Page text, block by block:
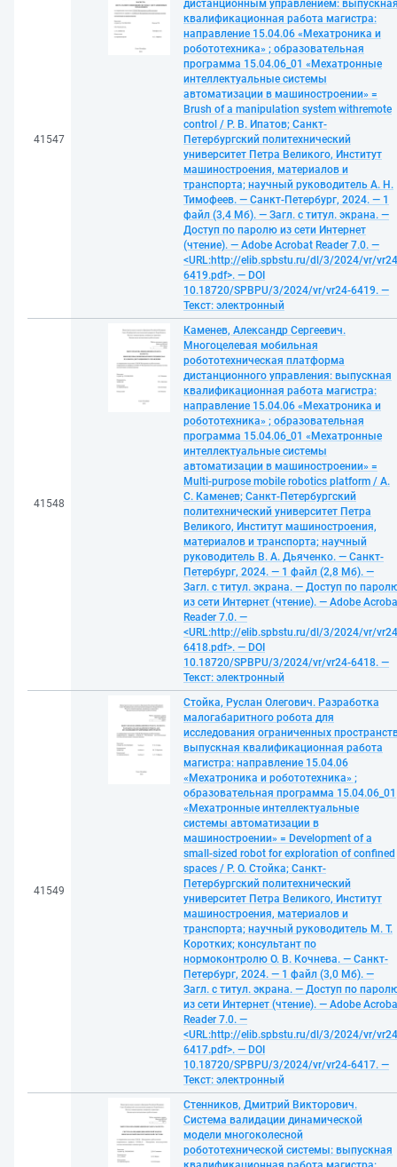
41547
дистанционным управлением:
квалификационная работа магистра:
направление 15.04.06 «Мехатроника и
робототехника» ; образовательная
программа 15.04.06_01 «Мехатронные
интеллектуальные системы
автоматизации в машиностроении» =
Brush of a manipulation system withremote
control / Р. В. Ипатов; Санкт-
Петербургский политехнический
университет Петра Великого, Институт
машиностроения, материалов и
транспорта; научный руководитель А. Н.
Тимофеев. — Санкт-Петербург, 2024. — 1
файл (3,4 Мб). — Загл. с титул. экрана. —
Доступ по паролю из сети Интернет
(чтение). — Adobe Acrobat Reader 7.0. —
<URL:http://elib.spbstu.ru/dl/3/2024/vr/
6419.pdf>. — DOI
10.18720/SPBPU/3/2024/vr/vr24-6419. —
Текст: электронный
41548
Каменев, Александр Сергеевич.
Многоцелевая мобильная
робототехническая платформа
дистанционного управления: выпускная
квалификационная работа магистра:
направление 15.04.06 «Мехатроника и
робототехника» ; образовательная
программа 15.04.06_01 «Мехатронные
интеллектуальные системы
автоматизации в машиностроении» =
Multi-purpose mobile robotics platform / А.
С. Каменев; Санкт-Петербургский
политехнический университет Петра
Великого, Институт машиностроения,
материалов и транспорта; научный
руководитель В. А. Дьяченко. — Санкт-
Петербург, 2024. — 1 файл (2,8 Мб). —
Загл. с титул. экрана. — Доступ по
из сети Интернет (чтение). — Adobe
Reader 7.0. —
<URL:http://elib.spbstu.ru/dl/3/2024/vr/
6418.pdf>. — DOI
10.18720/SPBPU/3/2024/vr/vr24-6418. —
Текст: электронный
41549
Стойка, Руслан Олегович. Разработка
малогабаритного робота для
исследования ограниченных
выпускная квалификационная работа
магистра: направление 15.04.06
«Мехатроника и робототехника» ;
образовательная программа 15.04.06_01
«Мехатронные интеллектуальные
системы автоматизации в
машиностроении» = Development of a
small-sized robot for exploration of confined
spaces / Р. О. Стойка; Санкт-
Петербургский политехнический
университет Петра Великого, Институт
машиностроения, материалов и
транспорта; научный руководитель М. Т.
Коротких; консультант по
нормоконтролю О. В. Кочнева. — Санкт-
Петербург, 2024. — 1 файл (3,0 Мб). —
Загл. с титул. экрана. — Доступ по
из сети Интернет (чтение). — Adobe
Reader 7.0. —
<URL:http://elib.spbstu.ru/dl/3/2024/vr/
6417.pdf>. — DOI
10.18720/SPBPU/3/2024/vr/vr24-6417. —
Текст: электронный
Стенников, Дмитрий Викторович.
Система валидации динамической
модели многоколесной
робототехнической системы: выпускная